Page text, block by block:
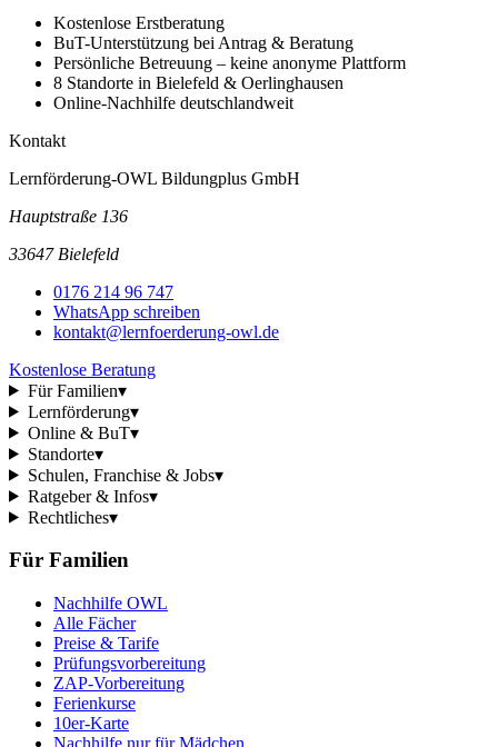
Kostenlose Erstberatung
BuT-Unterstützung bei Antrag & Beratung
Persönliche Betreuung – keine anonyme Plattform
8 Standorte in Bielefeld & Oerlinghausen
Online-Nachhilfe deutschlandweit
Kontakt
Lernförderung-OWL Bildungplus GmbH
Hauptstraße 136
33647 Bielefeld
0176 214 96 747
WhatsApp schreiben
kontakt@lernfoerderung-owl.de
Kostenlose Beratung
Für Familien▾
Lernförderung▾
Online & BuT▾
Standorte▾
Schulen, Franchise & Jobs▾
Ratgeber & Infos▾
Rechtliches▾
Für Familien
Nachhilfe OWL
Alle Fächer
Preise & Tarife
Prüfungsvorbereitung
ZAP-Vorbereitung
Ferienkurse
10er-Karte